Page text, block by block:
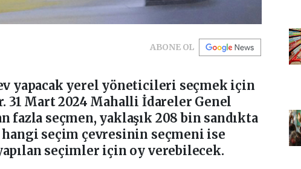
ABONE OL
yapacak yerel yöneticileri seçmek için
31 Mart 2024 Mahalli İdareler Genel
fazla seçmen, yaklaşık 208 bin sandıkta
seçim çevresinin seçmeni ise
seçimler için oy verebilecek.